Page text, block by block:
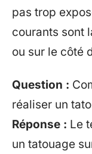
pas trop
courants sont
ou sur le côté
Question :
réaliser un
Réponse : Le
un tatouage